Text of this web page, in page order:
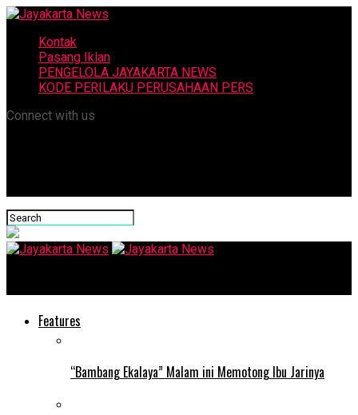
Kontak
Pasang Iklan
PENGELOLA JAYAKARTA NEWS
KODE PERILAKU PERUSAHAAN PERS
Connect with us
Features
“Bambang Ekalaya” Malam ini Memotong Ibu Jarinya